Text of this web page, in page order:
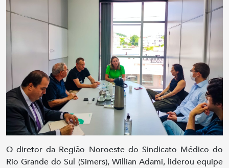
O diretor da Região Noroeste do Sindicato Médico do
Rio Grande do Sul (Simers), Willian Adami, liderou equipe